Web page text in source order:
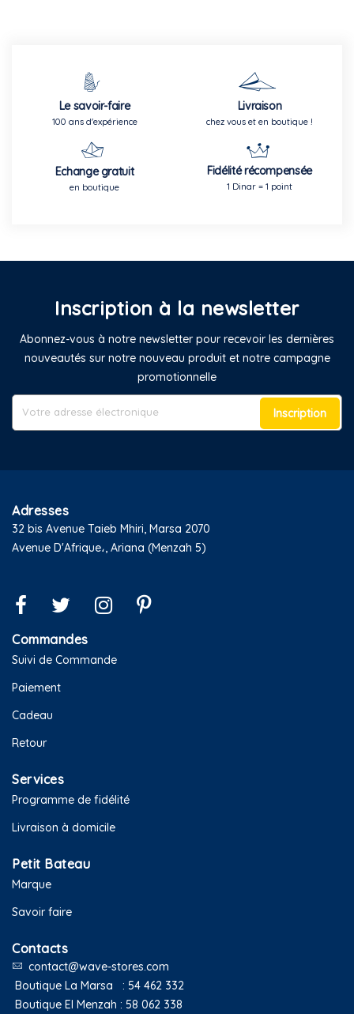
Le savoir-faire
100 ans d'expérience
Livraison
chez vous et en boutique !
Echange gratuit
en boutique
Fidélité récompensée
1 Dinar = 1 point
Inscription à la newsletter
Abonnez-vous à notre newsletter pour recevoir les dernières
nouveautés sur notre nouveau produit et notre campagne
promotionnelle
Inscription
Adresses
32 bis Avenue Taieb Mhiri, Marsa 2070
Avenue D'Afrique،, Ariana (Menzah 5)
Commandes
Suivi de Commande
Paiement
Cadeau
Retour
Services
Programme de fidélité
Livraison à domicile
Petit Bateau
Marque
Savoir faire
Contacts
contact@wave-stores.com
Boutique La Marsa : 54 462 332
Boutique El Menzah : 58 062 338